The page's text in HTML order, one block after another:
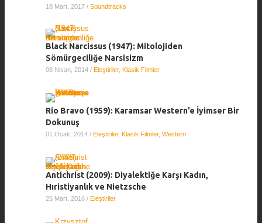
18 Mart, 2017 / Soundtracks
Black Narcissus (1947): Mitolojiden
Sömürgeciliğe Narsisizm
08 Nisan, 2014 / Eleştiriler, Klasik Filmler
Rio Bravo (1959): Karamsar Western’e İyimser Bir
Dokunuş
01 Ocak, 2014 / Eleştiriler, Klasik Filmler, Western
Antichrist (2009): Diyalektiğe Karşı Kadın,
Hıristiyanlık ve Nietzsche
25 Mart, 2016 / Eleştiriler